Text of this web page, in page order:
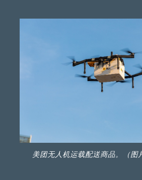
美团无人机运载配送商品。（图